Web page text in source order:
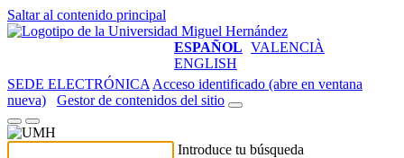
Saltar al contenido principal
ESPAÑOL VALENCIÀ
ENGLISH
SEDE ELECTRÓNICA Acceso identificado (abre en ventana
nueva)
Gestor de contenidos del sitio
Introduce tu búsqueda